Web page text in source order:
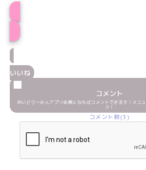
いいね
コメント
めいどりーみんアプリ会員になればコメントできます！メニ
ク！
コメント数(3)